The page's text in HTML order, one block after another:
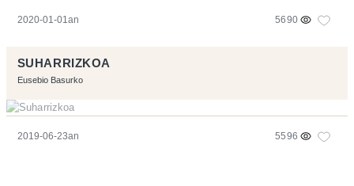
2020-01-01an 5690
SUHARRIZKOA
Eusebio Basurko
2019-06-23an 5596